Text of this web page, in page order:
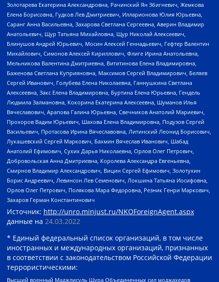
Золотарева Екатерина Александровна, Рачинский Ян Збигневич, Жемкова
Елена Борисовна, Гудков Лев Дмитриевич, Илларионова Юлия Юрьевна,
Саранг Анна Васильевна, Захарова Светлана Сергеевна, Аверин Владимир
Анатольевич, Щур Татьяна Михайловна, Щур Николай Алексеевич,
Блинушов Андрей Юрьевич, Мосин Алексей Геннадьевич, Гефтер Валентин
Михайлович, Симонов Алексей Кириллович, Флиге Ирина Анатольевна,
Мельникова Валентина Дмитриевна, Вититинова Елена Владимировна,
Баженова Светлана Куприяновна, Максимов Сергей Владимирович, Беляев
Сергей Иванович, Голубева Елена Николаевна, Ганнушкина Светлана
Алексеевна, Закс Елена Владимировна, Буртина Елена Юрьевна, Гендель
Людмила Залмановна, Кокорина Екатерина Алексеевна, Шуманов Илья
Вячеславович, Арапова Галина Юрьевна, Свечников Анатолий Мариевич,
Прохоров Вадим Юрьевич, Шахова Елена Владимировна, Подузов Сергей
Васильевич, Протасова Ирина Вячеславовна, Литинский Леонид Борисович,
Лукашевский Сергей Маркович, Бахмин Вячеслав Иванович, Шабад
Анатолий Ефимович, Сухих Дарья Николаевна, Орлов Олег Петрович,
Добровольская Анна Дмитриевна, Королева Александра Евгеньевна,
Смирнов Владимир Александрович, Вицин Сергей Ефимович, Золотухин
Борис Андреевич, Левинсон Лев Семенович, Локшина Татьяна Иосифовна,
Орлов Олег Петрович, Полякова Мара Федоровна, Резник Генри Маркович,
Захаров Герман Константинович
Источник: http://unro.minjust.ru/NKOForeignAgent.aspx
данные на 24.03.2022
* Единый федеральный список организаций, в том числе
иностранных и международных организаций, признанных
в соответствии с законодательством Российской Федерации
террористическими:
Высший военный Маджлисуль Шура Объединенных сил моджахедов